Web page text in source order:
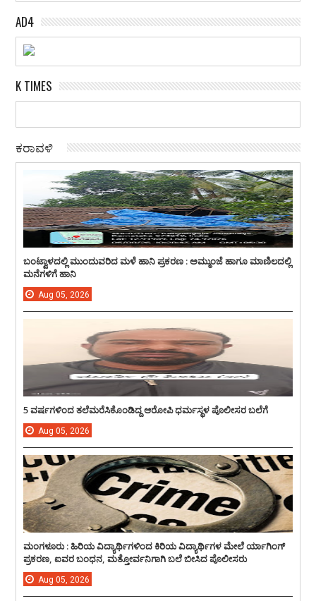
AD4
K TIMES
ಕರಾವಳಿ
ಬಂಟ್ವಾಳದಲ್ಲಿ ಮುಂದುವರಿದ ಮಳೆ ಹಾನಿ ಪ್ರಕರಣ : ಅಮ್ಮುಂಜೆ ಹಾಗೂ ಮಾಣಿಲದಲ್ಲಿ
ಮನೆಗಳಿಗೆ ಹಾನಿ
Aug 05, 2026
5 ವರ್ಷಗಳಿಂದ ತಲೆಮರೆಸಿಕೊಂಡಿದ್ದ ಆರೋಪಿ ಧರ್ಮಸ್ಥಳ ಪೊಲೀಸರ ಬಲೆಗೆ
Aug 05, 2026
ಮಂಗಳೂರು : ಹಿರಿಯ ವಿದ್ಯಾರ್ಥಿಗಳಿಂದ ಕಿರಿಯ ವಿದ್ಯಾರ್ಥಿಗಳ ಮೇಲೆ ರ್ಯಾಗಿಂಗ್
ಪ್ರಕರಣ, ಐವರ ಬಂಧನ, ಮತ್ತೋರ್ವನಿಗಾಗಿ ಬಲೆ ಬೀಸಿದ ಪೊಲೀಸರು
Aug 05, 2026